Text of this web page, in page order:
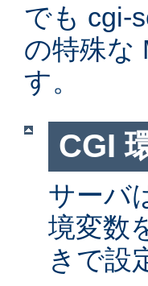
でも cgi-
の特殊な
す。
CGI
サーバ
境変数
きで設